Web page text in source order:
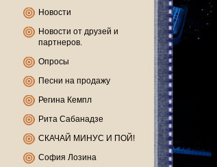
Новости
Новости от друзей и
партнеров.
Опросы
Песни на продажу
Регина Кемпл
Рита Сабанадзе
СКАЧАЙ МИНУС И ПОЙ!
София Лозина